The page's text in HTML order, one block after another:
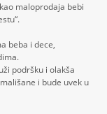
maloprodaja bebi
beba i dece,
podršku i olakša
i bude uvek u